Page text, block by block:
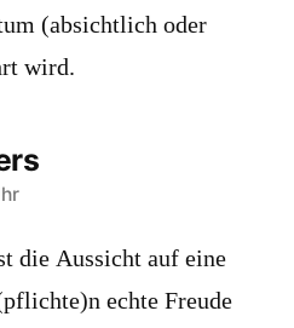
(absichtlich oder
wird.
die Aussicht auf eine
echte Freude